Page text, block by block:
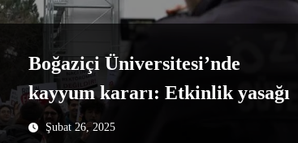
Boğaziçi Üniversitesi’nde
kayyum kararı: Etkinlik yasağı
Şubat 26, 2025